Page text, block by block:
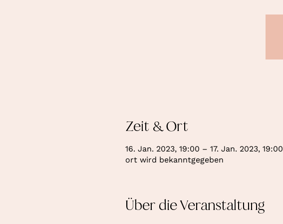
Zeit & Ort
16. Jan. 2023, 19:00 – 17. Jan. 2023, 19:00
ort wird bekanntgegeben
Über die Veranstaltung